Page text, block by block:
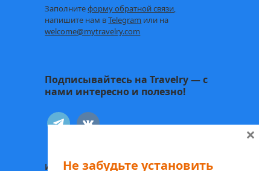
Заполнитеформу обратной связи,
напишите нам вTelegram или на
welcome@mytravelry.com
Подписывайтесь на Travelry — с
нами интересно и полезно!
telegramvkontakte
Иду к себе:Статьи о психологии и
Не забудьте установить
×